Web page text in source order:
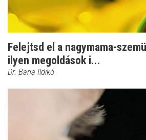
Felejtsd el a nagymama-
ilyen megoldások i...
Dr. Bana Ildikó